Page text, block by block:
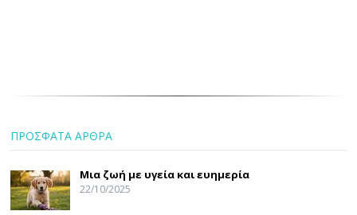
ΠΡΟΣΦΑΤΑ ΑΡΘΡΑ
Μια ζωή με υγεία και ευημερία
22/10/2025